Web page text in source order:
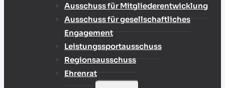
Ausschuss für Mitgliederentwicklung
Ausschuss für gesellschaftliches
Engagement
Leistungssportausschuss
Regionsausschuss
Ehrenrat